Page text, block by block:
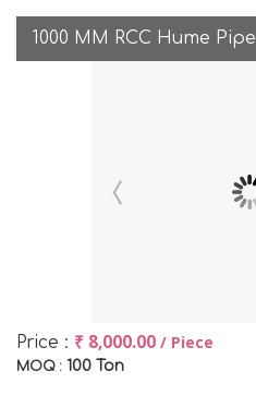
1000 MM RCC Hume Pipe
Price : ₹ 8,000.00 / Piece
MOQ : 100 Ton